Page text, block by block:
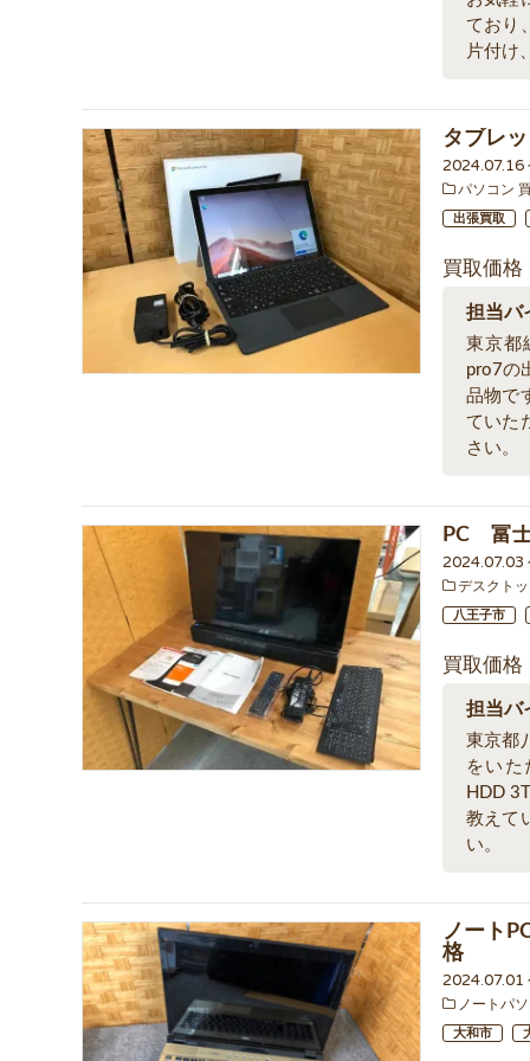
ており
片付け
タブレ
2024.07.16
パソコン
出張買取
買取価格
担当バ
東京都
pro7の
品物で
ていた
さい。
PC 富
2024.07.03
デスクト
八王子市
買取価格
担当バ
東京都
をい
HDD
教えて
い。
ノート
格
2024.07.01
ノートパ
大和市